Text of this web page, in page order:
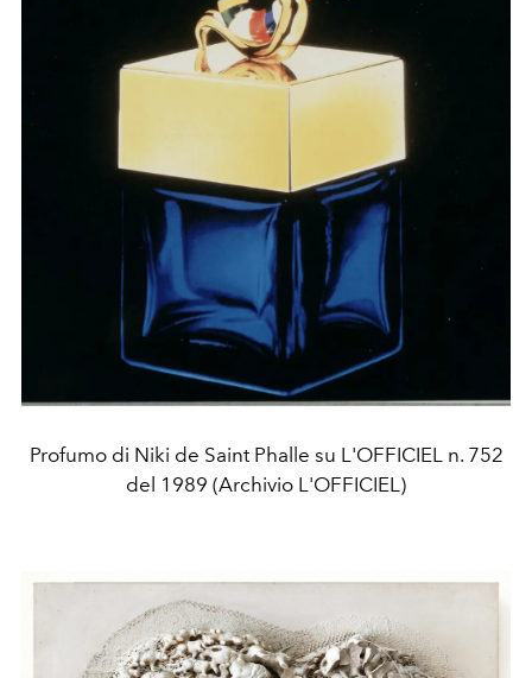
Profumo di Niki de Saint Phalle su L'OFFICIEL n. 752
del 1989 (Archivio L'OFFICIEL)